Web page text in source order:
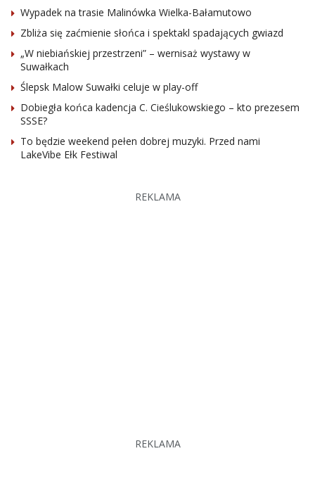
Wypadek na trasie Malinówka Wielka-Bałamutowo
Zbliża się zaćmienie słońca i spektakl spadających gwiazd
„W niebiańskiej przestrzeni” – wernisaż wystawy w
Suwałkach
Ślepsk Malow Suwałki celuje w play-off
Dobiegła końca kadencja C. Cieślukowskiego – kto prezesem
SSSE?
To będzie weekend pełen dobrej muzyki. Przed nami
LakeVibe Ełk Festiwal
REKLAMA
REKLAMA